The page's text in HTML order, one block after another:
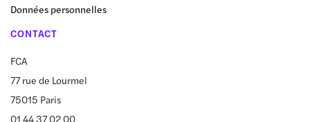
Données personnelles
CONTACT
FCA
77 rue de Lourmel
75015 Paris
01 44 37 02 00